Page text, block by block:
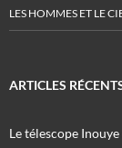
LES HOMMES ET LE
ARTICLES
Le télescope